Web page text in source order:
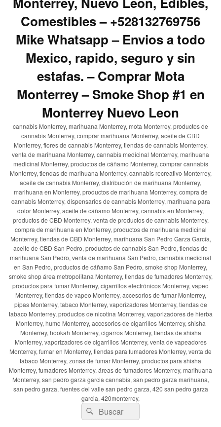
Comestibles – +528132769756
Mike Whatsapp – Envios a todo
Mexico, rapido, seguro y sin
estafas. – Comprar Mota
Monterrey – Smoke Shop #1 en
Monterrey Nuevo Leon
cannabis Monterrey, marihuana Monterrey, mota Monterrey, productos de
cannabis Monterrey, comprar marihuana Monterrey, aceite de CBD
Monterrey, flores de cannabis Monterrey, tiendas de cannabis Monterrey,
venta de marihuana Monterrey, cannabis medicinal Monterrey, marihuana
medicinal Monterrey, productos de cáñamo Monterrey, comprar cannabis
Monterrey, tiendas de marihuana Monterrey, cannabis recreativo Monterrey,
aceite de cannabis Monterrey, distribución de marihuana Monterrey,
marihuana en Monterrey, productos de marihuana Monterrey, compra de
cannabis Monterrey, dispensarios de cannabis Monterrey, marihuana para
dolor Monterrey, aceite de cáñamo Monterrey, cannabis en Monterrey,
productos de CBD Monterrey, venta de productos de cannabis Monterrey,
compra de marihuana en Monterrey, productos de marihuana medicinal
Monterrey, tiendas de CBD Monterrey, marihuana San Pedro Garza García,
aceite de CBD San Pedro, productos de cannabis San Pedro, tiendas de
marihuana San Pedro, venta de marihuana San Pedro, cannabis medicinal
en San Pedro, productos de cáñamo San Pedro, smoke shop Monterrey,
smoke shop área metropolitana Monterrey, tiendas de fumadores Monterrey,
productos para fumar Monterrey, cigarrillos electrónicos Monterrey, vapeo
Monterrey, tiendas de vapeo Monterrey, accesorios de fumar Monterrey,
pipas Monterrey, tabaco Monterrey, vaporizadores Monterrey, tiendas de
tabaco Monterrey, productos de nicotina Monterrey, vaporizadores de hierba
Monterrey, humo Monterrey, accesorios de cigarrillos Monterrey, shisha
Monterrey, hookah Monterrey, cigarros Monterrey, tiendas de shisha
Monterrey, vaporizadores de cigarrillos Monterrey, venta de vapeadores
Monterrey, fumar en Monterrey, tiendas para fumadores Monterrey, venta de
tabaco Monterrey, zonas de fumar Monterrey, productos para shisha
Monterrey, fumadores Monterrey, áreas de fumadores Monterrey, marihuana
Monterrey, san pedro garza garcia cannabis, san pedro garza marihuana,
san pedro garza, fuentes del valle san pedro garza, 420 san pedro garza
garcia, 420monterrey,
Buscar
por:
Buscar